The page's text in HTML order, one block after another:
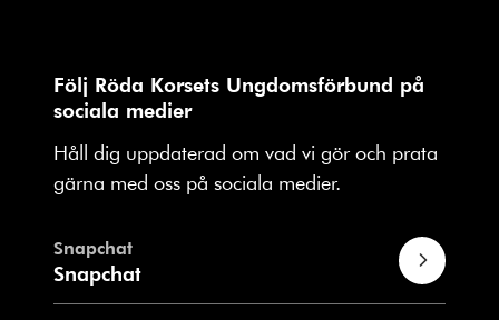
Följ Röda Korsets Ungdomsförbund på
sociala medier
Håll dig uppdaterad om vad vi gör och prata
gärna med oss på sociala medier.
Snapchat
Snapchat